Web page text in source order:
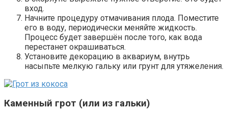
вход.
Начните процедуру отмачивания плода. Поместите
его в воду, периодически меняйте жидкость.
Процесс будет завершён после того, как вода
перестанет окрашиваться.
Установите декорацию в аквариум, внутрь
насыпьте мелкую гальку или грунт для утяжеления.
Каменный грот (или из гальки)